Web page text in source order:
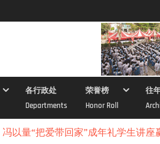
各行政处
Departments
荣誉榜
Honor Roll
往
以量“把爱带回家”成年礼学生讲座